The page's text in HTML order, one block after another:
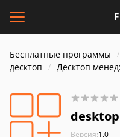
Бесплатные программы
десктоп
Десктоп
Версия:1.0